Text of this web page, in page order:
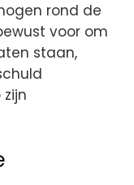
rond de
voor om
staan,